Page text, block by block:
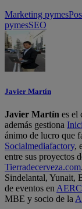
Marketing pymes
pymesSEO
Javier Martín
Javier Martín es el
además gestiona
ánimo de lucro que
Socialmediafactory,
entre sus proyectos
Tierradecerveza.com
Sindelantal, Yunait,
de eventos en
MBE y socio de la